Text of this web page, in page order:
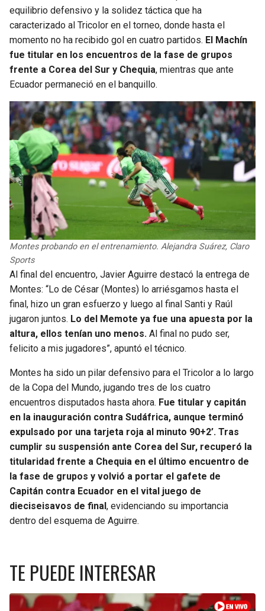
equilibrio defensivo y la solidez táctica que ha
caracterizado al Tricolor en el torneo, donde hasta el
momento no ha recibido gol en cuatro partidos. El Machín
fue titular en los encuentros de la fase de grupos
frente a Corea del Sur y Chequia, mientras que ante
Ecuador permaneció en el banquillo.
Montes probando en el entrenamiento. Alejandra Suárez, Claro
Sports
Al final del encuentro, Javier Aguirre destacó la entrega de
Montes: “Lo de César (Montes) lo arriésgamos hasta el
final, hizo un gran esfuerzo y luego al final Santi y Raúl
jugaron juntos. Lo del Memote ya fue una apuesta por la
altura, ellos tenían uno menos. Al final no pudo ser,
felicito a mis jugadores”, apuntó el técnico.
Montes ha sido un pilar defensivo para el Tricolor a lo largo
de la Copa del Mundo, jugando tres de los cuatro
encuentros disputados hasta ahora. Fue titular y capitán
en la inauguración contra Sudáfrica, aunque terminó
expulsado por una tarjeta roja al minuto 90+2’. Tras
cumplir su suspensión ante Corea del Sur, recuperó la
titularidad frente a Chequia en el último encuentro de
la fase de grupos y volvió a portar el gafete de
Capitán contra Ecuador en el vital juego de
dieciseisavos de final , evidenciando su importancia
dentro del esquema de Aguirre.
TE PUEDE INTERESAR